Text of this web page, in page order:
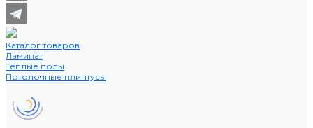
Каталог товаров
Ламинат
Теплые полы
Потолочные плинтусы